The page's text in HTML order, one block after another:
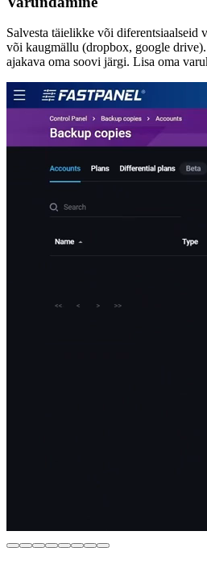
Salvesta täielikke või diferentsiaalseid
või kaugmällu (dropbox, google
ajakava oma soovi järgi. Lisa oma